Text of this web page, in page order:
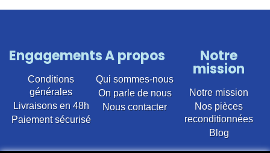
Engagements
Conditions
générales
Livraisons en 48h
Paiement sécurisé
A propos
Qui sommes-nous
On parle de nous
Nous contacter
Notre
mission
Notre mission
Nos pièces
reconditionnées
Blog